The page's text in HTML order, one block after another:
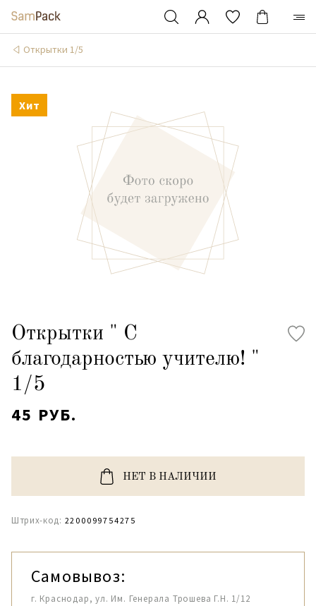
Открытки 1/5
Хит
Открытки " С
благодарностью учителю! "
1/5
45 РУБ.
НЕТ В НАЛИЧИИ
Штрих-код: 2200099754275
Самовывоз:
г. Краснодар, ул. Им. Генерала Трошева Г.Н. 1/12